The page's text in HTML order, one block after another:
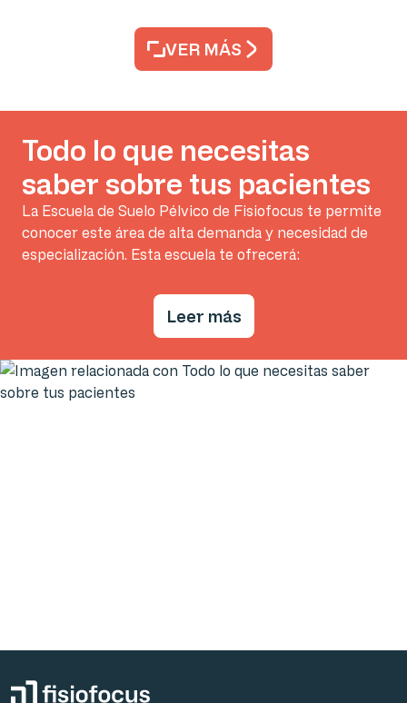
VER MÁS
Todo lo que necesitas
saber sobre tus pacientes
La Escuela de Suelo Pélvico de Fisiofocus te permite
conocer este área de alta demanda y necesidad de
especialización. Esta escuela te ofrecerá:
Leer más